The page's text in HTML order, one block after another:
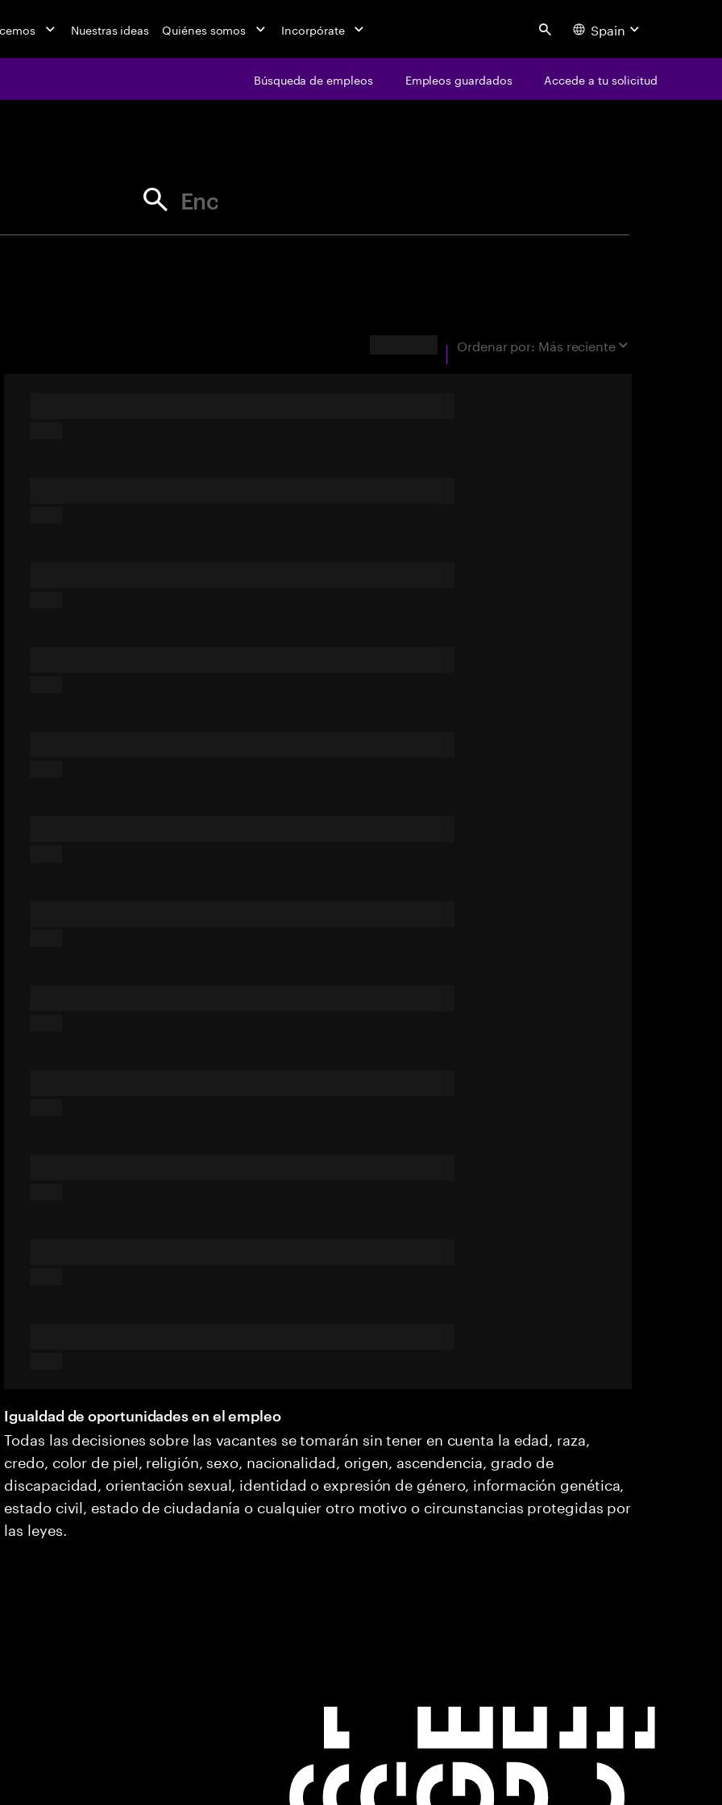
Nuestras ideas Quiénes somos Incorpórate Search Spain
Búsqueda de empleos Empleos guardados Accede a tu solicitud
Encuentra tu próxima oportunidad
Ordenar por: Más reciente
Igualdad de oportunidades en el empleo
Todas las decisiones sobre las vacantes se tomarán sin tener en cuenta la edad, raza,
credo, color de piel, religión, sexo, nacionalidad, origen, ascendencia, grado de
discapacidad, orientación sexual, identidad o expresión de género, información genética,
estado civil, estado de ciudadanía o cualquier otro motivo o circunstancias protegidas por
las leyes.